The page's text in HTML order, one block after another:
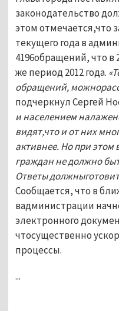
законодательство
этом отмечается,что
текущего года в
4196обращений, что в
же период 2012 года.
обращений,
подчеркнул Сергей
и населением
видят,что и от них
активнее. Но при
граждан не должно
Ответы
Сообщается, что в
вадминистрации
электронного
чтосущественно
процессы.
...